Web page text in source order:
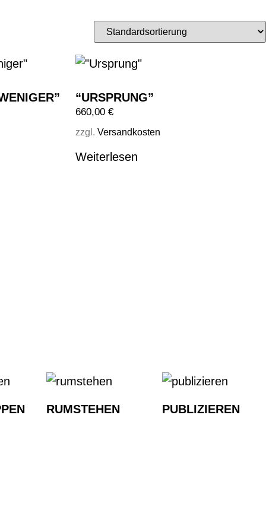
“URSPRUNG”
660,00 €
zzgl. Versandkosten
Weiterlesen
RUMSTEHEN PUBLIZIEREN